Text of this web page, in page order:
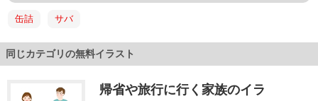
缶詰 サバ
同じカテゴリの無料イラスト
帰省や旅行に行く家族のイラ